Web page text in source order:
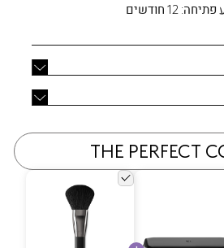
פתיחה: 12 חודשים
THE PERFECT